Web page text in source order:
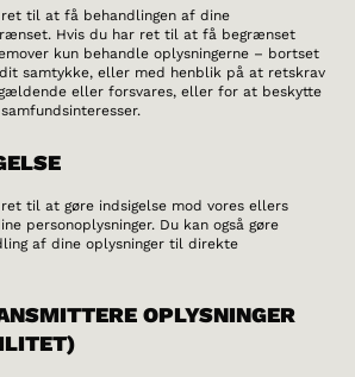
til at få behandlingen af dine
Hvis du har ret til at få begrænset
kun behandle oplysningerne – bortset
samtykke, eller med henblik på at retskrav
eller forsvares, eller for at beskytte
til at gøre indsigelse mod vores ellers
personoplysninger. Du kan også gøre
af dine oplysninger til direkte
OPLYSNINGER